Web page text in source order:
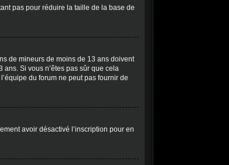
pas pour réduire la taille de la base de
de mineurs de moins de 13 ans doivent
Si vous n’êtes pas sûr que cela
du forum ne peut pas fournir de
avoir désactivé l’inscription pour en